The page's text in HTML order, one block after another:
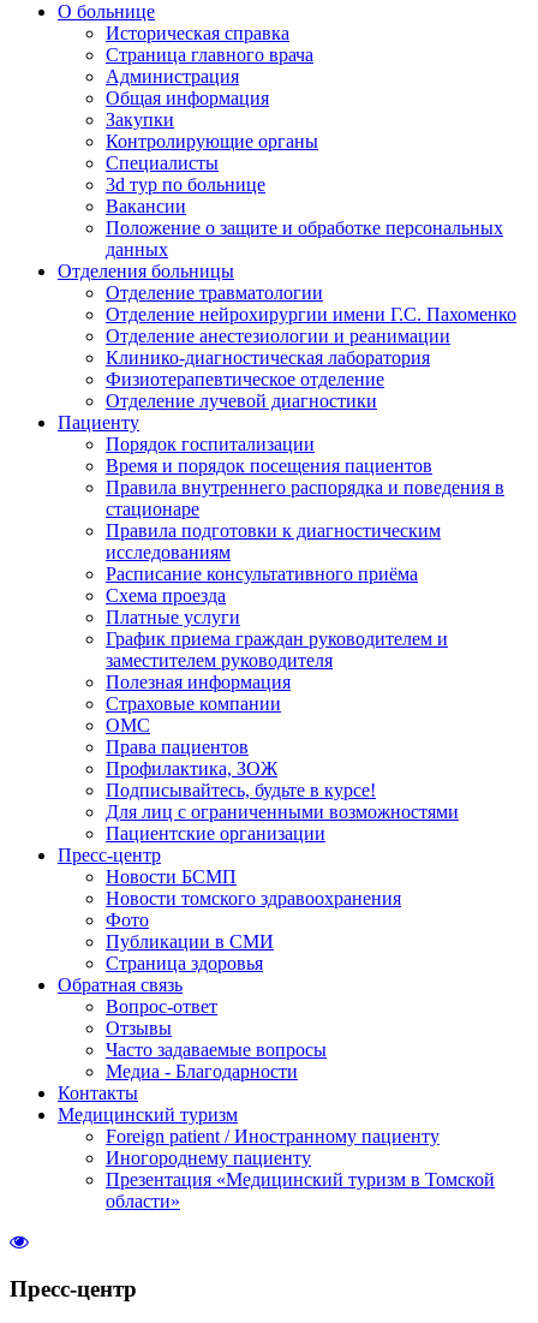
О больнице
Историческая справка
Страница главного врача
Администрация
Общая информация
Закупки
Контролирующие органы
Специалисты
3d тур по больнице
Вакансии
Положение о защите и обработке персональных
данных
Отделения больницы
Отделение травматологии
Отделение нейрохирургии имени Г.С. Пахоменко
Отделение анестезиологии и реанимации
Клинико-диагностическая лаборатория
Физиотерапевтическое отделение
Отделение лучевой диагностики
Пациенту
Порядок госпитализации
Время и порядок посещения пациентов
Правила внутреннего распорядка и поведения в
стационаре
Правила подготовки к диагностическим
исследованиям
Расписание консультативного приёма
Схема проезда
Платные услуги
График приема граждан руководителем и
заместителем руководителя
Полезная информация
Страховые компании
ОМС
Права пациентов
Профилактика, ЗОЖ
Подписывайтесь, будьте в курсе!
Для лиц с ограниченными возможностями
Пациентские организации
Пресс-центр
Новости БСМП
Новости томского здравоохранения
Фото
Публикации в СМИ
Страница здоровья
Обратная связь
Вопрос-ответ
Отзывы
Часто задаваемые вопросы
Медиа - Благодарности
Контакты
Медицинский туризм
Foreign patient / Иностранному пациенту
Иногороднему пациенту
Презентация «Медицинский туризм в Томской
области»
Пресс-центр